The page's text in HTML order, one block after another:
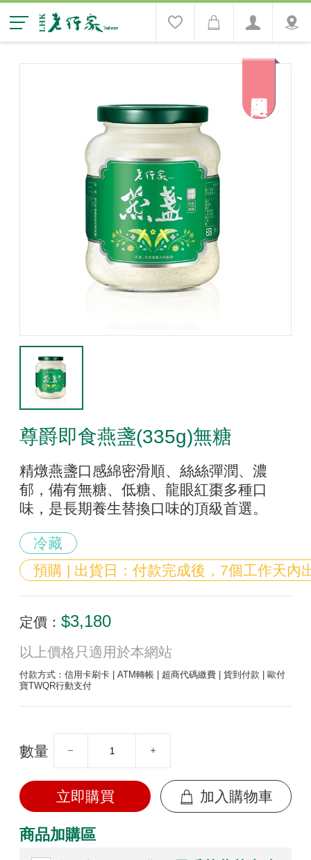
尊爵即食燕盞(335g)無糖
精燉燕盞口感綿密滑順、絲絲彈潤、濃
郁，備有無糖、低糖、龍眼紅棗多種口
味，是長期養生替換口味的頂級首選。
冷藏
預購 | 出貨日：付款完成後，7個工作天內
定價： $3,180
以上價格只適用於本網站
付款方式：信用卡刷卡 | ATM轉帳 | 超商代碼繳費 | 貨到付款 | 歐付
寶TWQR行動支付
數量
立即購買 加入購物車
商品加購區